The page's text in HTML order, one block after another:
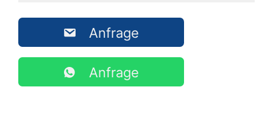
Anfrage
Anfrage